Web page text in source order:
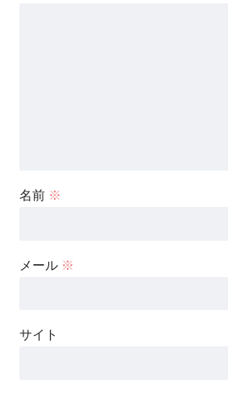
名前 ※
メール ※
サイト